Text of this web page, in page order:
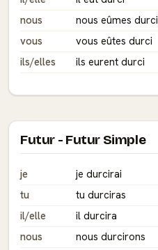
nous
nous eûmes durci
vous
vous eûtes durci
ils/elles
ils eurent durci
Futur - Futur Simple
je
je durcirai
tu
tu durciras
il/elle
il durcira
nous
nous durcirons